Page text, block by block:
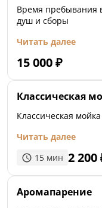
Время пребывания
душ и сборы
Читать далее
15 000₽
Классическая
Классическая
Читать далее
15 мин 2 200
Аромапарение